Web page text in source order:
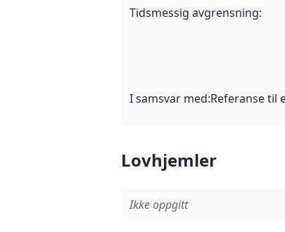
Tidsmessig avgrensning:
I samsvar med:Referanse til
Lovhjemler
Ikke oppgitt